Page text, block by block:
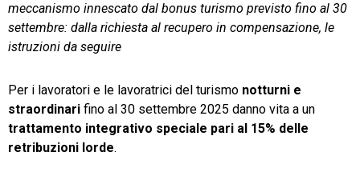
meccanismo innescato dal bonus turismo previsto fino al 30
settembre: dalla richiesta al recupero in compensazione, le
istruzioni da seguire
Per i lavoratori e le lavoratrici del turismo notturni e
straordinari fino al 30 settembre 2025 danno vita a un
trattamento integrativo speciale pari al 15% delle
retribuzioni lorde.